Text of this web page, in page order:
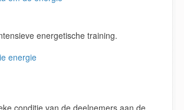
energetische training.
conditie van de deelnemers aan de